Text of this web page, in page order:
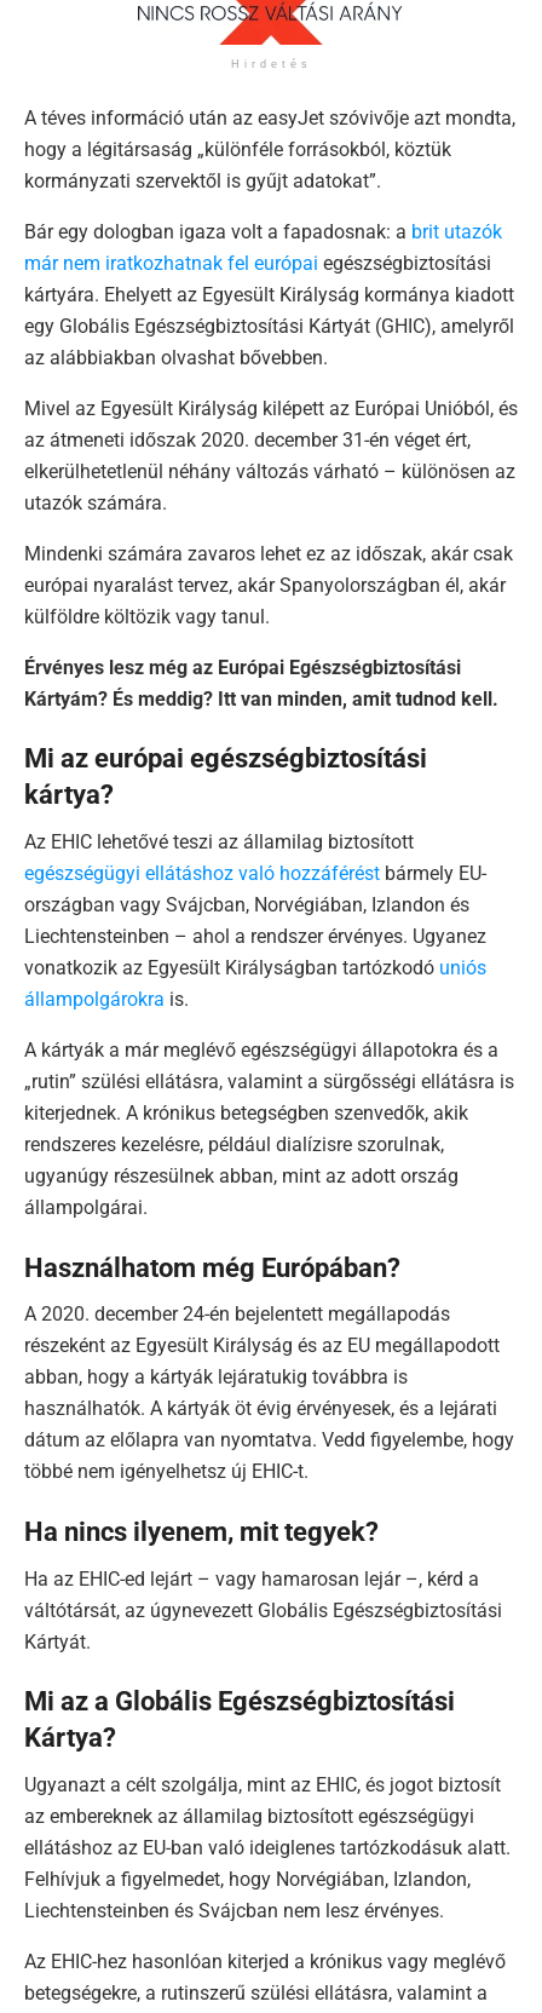
Hirdetés
A téves információ után az easyJet szóvivője azt mondta,
hogy a légitársaság „különféle forrásokból, köztük
kormányzati szervektől is gyűjt adatokat”.
Bár egy dologban igaza volt a fapadosnak: a brit utazók
már nem iratkozhatnak fel európai egészségbiztosítási
kártyára. Ehelyett az Egyesült Királyság kormánya kiadott
egy Globális Egészségbiztosítási Kártyát (GHIC), amelyről
az alábbiakban olvashat bővebben.
Mivel az Egyesült Királyság kilépett az Európai Unióból, és
az átmeneti időszak 2020. december 31-én véget ért,
elkerülhetetlenül néhány változás várható – különösen az
utazók számára.
Mindenki számára zavaros lehet ez az időszak, akár csak
európai nyaralást tervez, akár Spanyolországban él, akár
külföldre költözik vagy tanul.
Érvényes lesz még az Európai Egészségbiztosítási
Kártyám? És meddig? Itt van minden, amit tudnod kell.
Mi az európai egészségbiztosítási
kártya?
Az EHIC lehetővé teszi az államilag biztosított
egészségügyi ellátáshoz való hozzáférést bármely EU-
országban vagy Svájcban, Norvégiában, Izlandon és
Liechtensteinben – ahol a rendszer érvényes. Ugyanez
vonatkozik az Egyesült Királyságban tartózkodó uniós
állampolgárokra is.
A kártyák a már meglévő egészségügyi állapotokra és a
„rutin” szülési ellátásra, valamint a sürgősségi ellátásra is
kiterjednek. A krónikus betegségben szenvedők, akik
rendszeres kezelésre, például dialízisre szorulnak,
ugyanúgy részesülnek abban, mint az adott ország
állampolgárai.
Használhatom még Európában?
A 2020. december 24-én bejelentett megállapodás
részeként az Egyesült Királyság és az EU megállapodott
abban, hogy a kártyák lejáratukig továbbra is
használhatók. A kártyák öt évig érvényesek, és a lejárati
dátum az előlapra van nyomtatva. Vedd figyelembe, hogy
többé nem igényelhetsz új EHIC-t.
Ha nincs ilyenem, mit tegyek?
Ha az EHIC-ed lejárt – vagy hamarosan lejár –, kérd a
váltótársát, az úgynevezett Globális Egészségbiztosítási
Kártyát.
Mi az a Globális Egészségbiztosítási
Kártya?
Ugyanazt a célt szolgálja, mint az EHIC, és jogot biztosít
az embereknek az államilag biztosított egészségügyi
ellátáshoz az EU-ban való ideiglenes tartózkodásuk alatt.
Felhívjuk a figyelmedet, hogy Norvégiában, Izlandon,
Liechtensteinben és Svájcban nem lesz érvényes.
Az EHIC-hez hasonlóan kiterjed a krónikus vagy meglévő
betegségekre, a rutinszerű szülési ellátásra, valamint a